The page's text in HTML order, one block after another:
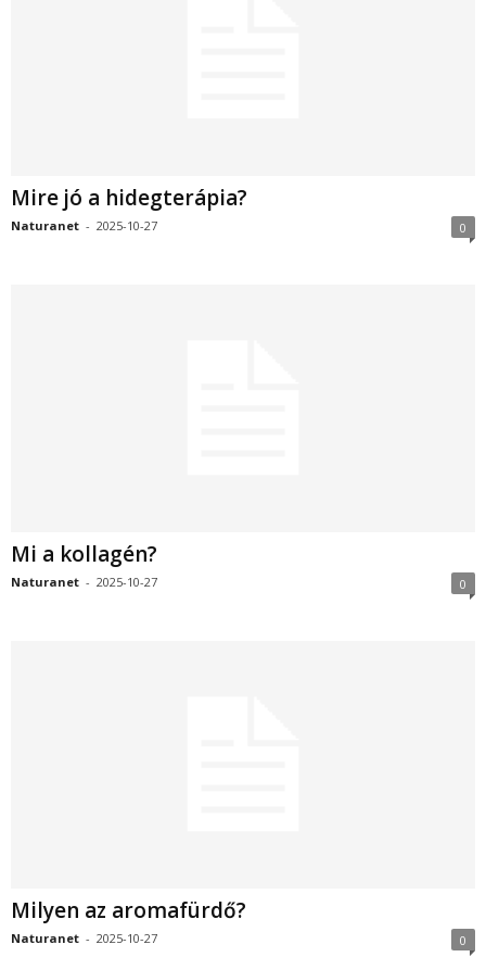
Mire jó a hidegterápia?
Naturanet - 2025-10-27 0
Mi a kollagén?
Naturanet - 2025-10-27 0
Milyen az aromafürdő?
Naturanet - 2025-10-27 0